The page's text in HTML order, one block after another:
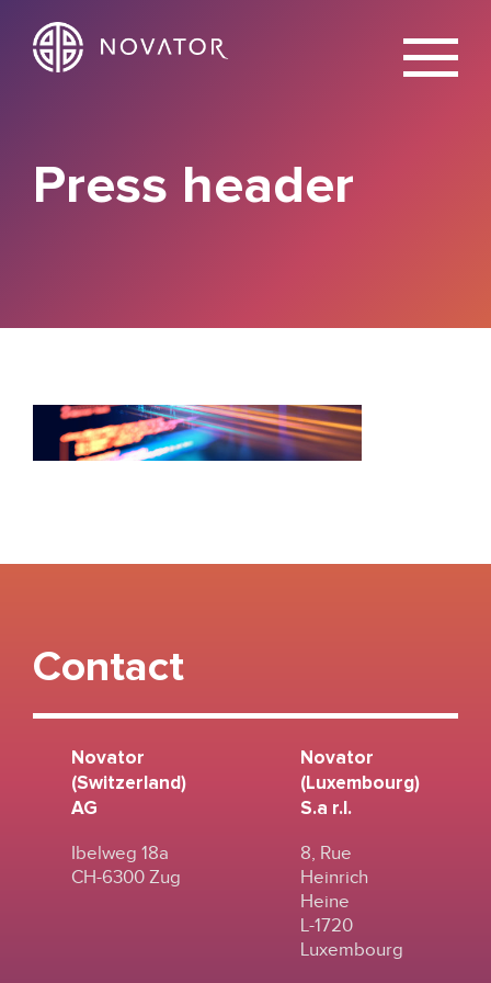
X
Press header
Contact
Novator
(Switzerland)
AG
Ibelweg 18a
CH-6300 Zug
Novator
(Luxembourg)
S.a r.l.
8, Rue
Heinrich
Heine
L-1720
Luxembourg